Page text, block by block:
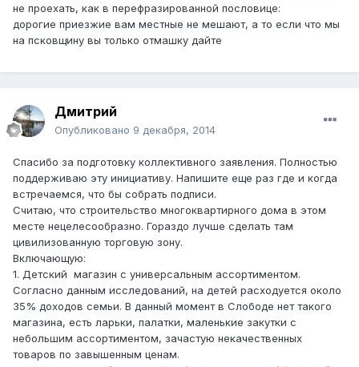
не проехать, как в перефразированной пословице:
дорогие приезжие вам местные не мешают, а то если что мы
на псковщину вы только отмашку дайте
Дмитрий
Опубликовано 9 декабря, 2014
Спасибо за подготовку коллективного заявления. Полностью
поддерживаю эту инициативу. Напишите еще раз где и когда
встречаемся, что бы собрать подписи.
Считаю, что строительство многоквартирного дома в этом
месте нецелесообразно. Гораздо лучше сделать там
цивилизованную торговую зону.
Включающую:
1. Детский магазин с универсальным ассортиментом.
Согласно данным исследований, на детей расходуется около
35% доходов семьи. В данный момент в Слободе нет такого
магазина, есть ларьки, палатки, маленькие закутки с
небольшим ассортиментом, зачастую некачественных
товаров по завышенным ценам.